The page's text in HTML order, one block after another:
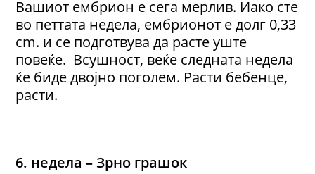
Вашиот ембрион е сега мерлив. Иако сте
во петтата недела, ембрионот е долг 0,33
cm. и се подготвува да расте уште
повеќе. Всушност, веќе следната недела
ќе биде двојно поголем. Расти бебенце,
расти.
6. недела – Зрно грашок